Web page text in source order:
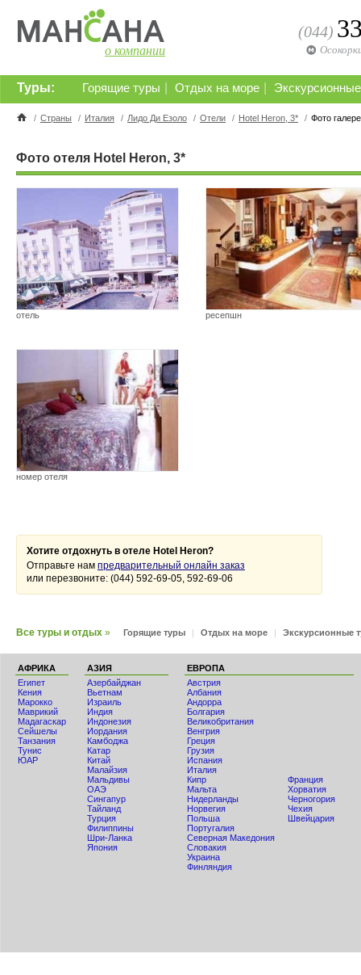
о компании
(044)
Горящие туры Отдых на море
Туры:
/ Страны / Италия / Лидо Ди Езоло / Отели / Hotel Heron, 3* / Фото
Фото отеля Hotel Heron, 3*
отель ресепшн
номер отеля
Хотите отдохнуть в отеле Hotel Heron?
Отправьте нам предварительный онлайн заказ
или перезвоните: (044) 592-69-05, 592-69-06
Все туры и отдых » Горящие туры | Отдых на море | Экскурсионные
АФРИКА
Египет
Кения
Мaрокко
Маврикий
Мадагаскар
Сейшелы
Танзания
Тунис
ЮАР
АЗИЯ
Азербайджан
Вьетнам
Израиль
Индия
Индонезия
Иордания
Камбоджа
Катар
Китай
Малайзия
Мальдивы
ОАЭ
Сингапур
Тайланд
Турция
Филиппины
Шри-Ланка
Япония
ЕВРОПА
Австрия
Албания
Андорра
Болгария
Великобритания
Венгрия
Греция
Грузия
Испания
Италия
Кипр
Мальта
Нидерланды
Норвегия
Польша
Португалия
Северная Македония
Словакия
Украина
Финляндия
Франция
Хорватия
Черногория
Чехия
Швейцария